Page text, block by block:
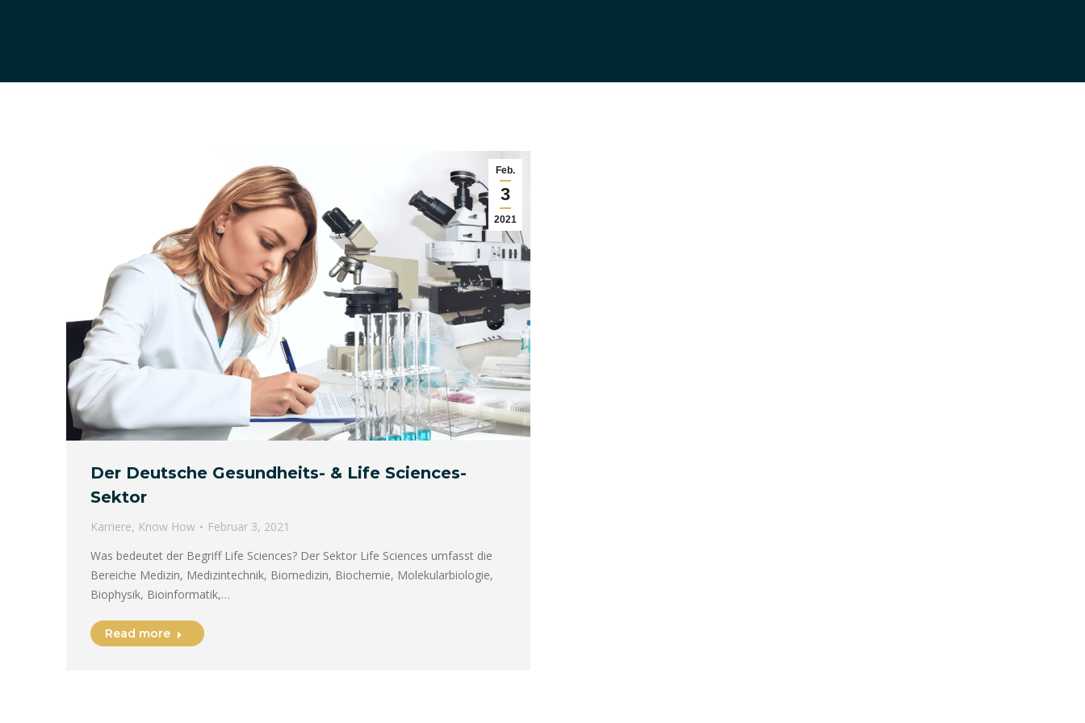
Feb.
3
2021
Der Deutsche Gesundheits- & Life Sciences-
Sektor
Karriere, Know How
Februar 3, 2021
Was bedeutet der Begriff Life Sciences? Der Sektor Life Sciences umfasst die
Bereiche Medizin, Medizintechnik, Biomedizin, Biochemie, Molekularbiologie,
Biophysik, Bioinformatik,…
Read more